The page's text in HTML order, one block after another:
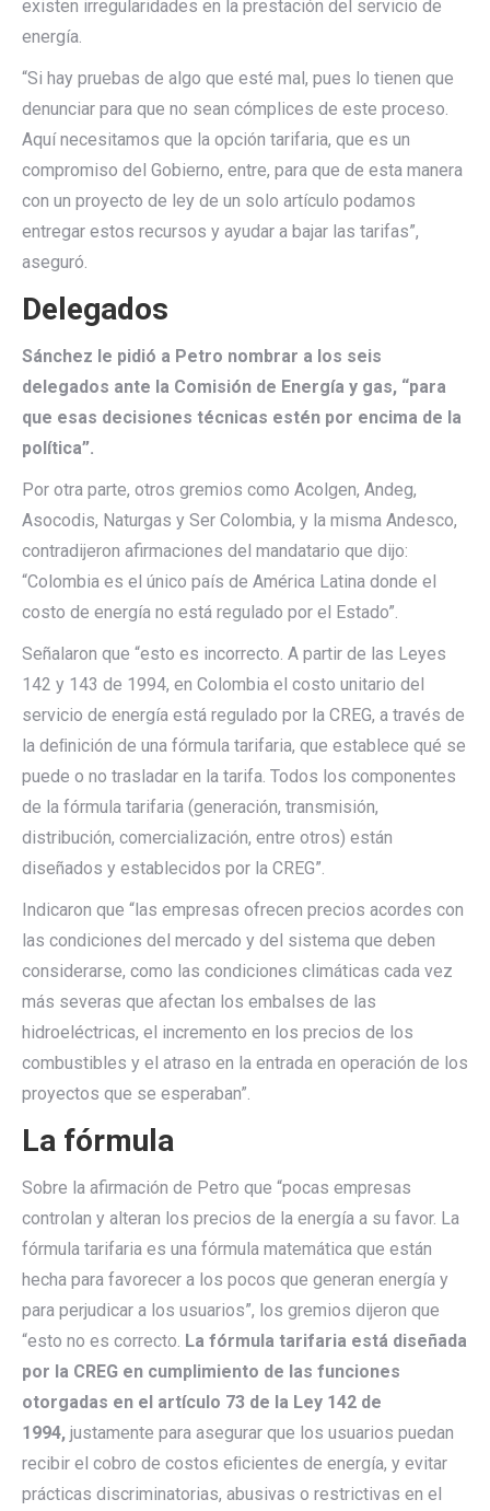
existen irregularidades en la prestación del servicio de
energía.
“Si hay pruebas de algo que esté mal, pues lo tienen que
denunciar para que no sean cómplices de este proceso.
Aquí necesitamos que la opción tarifaria, que es un
compromiso del Gobierno, entre, para que de esta manera
con un proyecto de ley de un solo artículo podamos
entregar estos recursos y ayudar a bajar las tarifas”,
aseguró.
Delegados
Sánchez le pidió a Petro nombrar a los seis
delegados ante la Comisión de Energía y gas, “para
que esas decisiones técnicas estén por encima de la
política”.
Por otra parte, otros gremios como Acolgen, Andeg,
Asocodis, Naturgas y Ser Colombia, y la misma Andesco,
contradijeron afirmaciones del mandatario que dijo:
“Colombia es el único país de América Latina donde el
costo de energía no está regulado por el Estado”.
Señalaron que “esto es incorrecto. A partir de las Leyes
142 y 143 de 1994, en Colombia el costo unitario del
servicio de energía está regulado por la CREG, a través de
la deﬁnición de una fórmula tarifaria, que establece qué se
puede o no trasladar en la tarifa. Todos los componentes
de la fórmula tarifaria (generación, transmisión,
distribución, comercialización, entre otros) están
diseñados y establecidos por la CREG”.
Indicaron que “las empresas ofrecen precios acordes con
las condiciones del mercado y del sistema que deben
considerarse, como las condiciones climáticas cada vez
más severas que afectan los embalses de las
hidroeléctricas, el incremento en los precios de los
combustibles y el atraso en la entrada en operación de los
proyectos que se esperaban”.
La fórmula
Sobre la afirmación de Petro que “pocas empresas
controlan y alteran los precios de la energía a su favor. La
fórmula tarifaria es una fórmula matemática que están
hecha para favorecer a los pocos que generan energía y
para perjudicar a los usuarios”, los gremios dijeron que
“esto no es correcto. La fórmula tarifaria está diseñada
por la CREG en cumplimiento de las funciones
otorgadas en el artículo 73 de la Ley 142 de
1994, justamente para asegurar que los usuarios puedan
recibir el cobro de costos eﬁcientes de energía, y evitar
prácticas discriminatorias, abusivas o restrictivas en el